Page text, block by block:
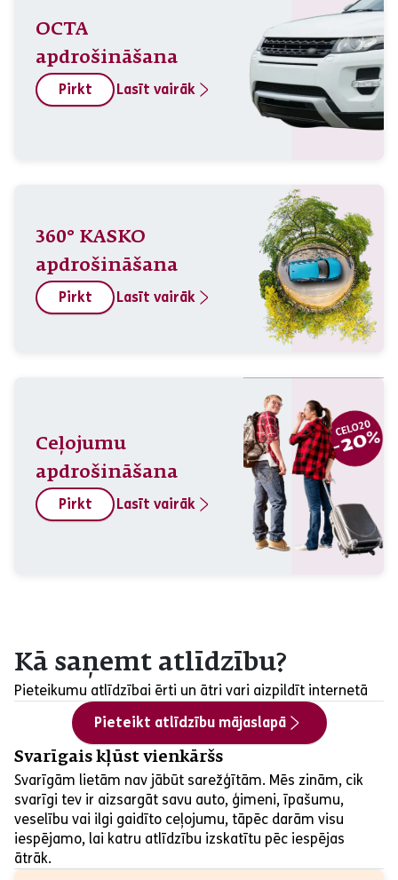
OCTA
apdrošināšana
Pirkt Lasīt vairāk
360° KASKO
apdrošināšana
Pirkt Lasīt vairāk
Ceļojumu
apdrošināšana
Pirkt Lasīt vairāk
Kā saņemt atlīdzību?
Pieteikumu atlīdzībai ērti un ātri vari aizpildīt internetā
Pieteikt atlīdzību mājaslapā
Svarīgais kļūst vienkāršs
Svarīgām lietām nav jābūt sarežģītām. Mēs zinām, cik
svarīgi tev ir aizsargāt savu auto, ģimeni, īpašumu,
veselību vai ilgi gaidīto ceļojumu, tāpēc darām visu
iespējamo, lai katru atlīdzību izskatītu pēc iespējas
ātrāk.